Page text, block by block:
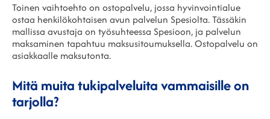
Toinen vaihtoehto on ostopalvelu, jossa hyvinvointialue
ostaa henkilökohtaisen avun palvelun Spesiolta. Tässäkin
mallissa avustaja on työsuhteessa Spesioon, ja palvelun
maksaminen tapahtuu maksusitoumuksella. Ostopalvelu on
asiakkaalle maksutonta.
Mitä muita tukipalveluita vammaisille on
tarjolla?